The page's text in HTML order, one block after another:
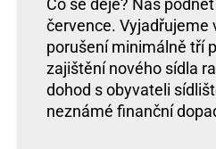
Co se děje? Náš
července. Vyjadřujeme
porušení minimálně tří
zajištění nového sídla
dohod s obyvateli
neznámé finanční